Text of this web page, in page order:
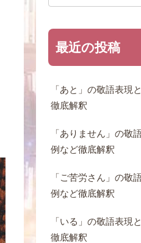
最近の投稿
「あと」の敬語表現
徹底解釈
「ありません」の敬
例など徹底解釈
「ご苦労さん」の敬
例など徹底解釈
「いる」の敬語表現
徹底解釈